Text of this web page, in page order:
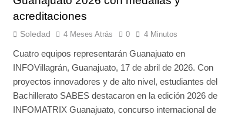
acreditaciones
Soledad 4 Meses Atrás 0 4 Minutos
Cuatro equipos representarán Guanajuato en
INFOVillagrán, Guanajuato, 17 de abril de 2026. Con
proyectos innovadores y de alto nivel, estudiantes del
Bachillerato SABES destacaron en la edición 2026 de
INFOMATRIX Guanajuato, concurso internacional de